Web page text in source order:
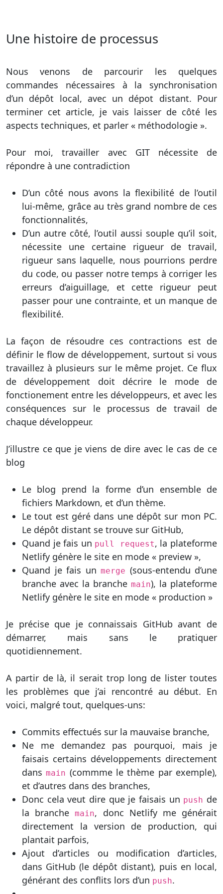
Une histoire de processus
Nous venons de parcourir les quelques
commandes nécessaires à la synchronisation
d’un dépôt local, avec un dépot distant. Pour
terminer cet article, je vais laisser de côté les
aspects techniques, et parler « méthodologie ».
Pour moi, travailler avec GIT nécessite de
répondre à une contradiction
D’un côté nous avons la flexibilité de l’outil
lui-même, grâce au très grand nombre de ces
fonctionnalités,
D’un autre côté, l’outil aussi souple qu’il soit,
nécessite une certaine rigueur de travail,
rigueur sans laquelle, nous pourrions perdre
du code, ou passer notre temps à corriger les
erreurs d’aiguillage, et cette rigueur peut
passer pour une contrainte, et un manque de
flexibilité.
La façon de résoudre ces contractions est de
définir le flow de développement, surtout si vous
travaillez à plusieurs sur le même projet. Ce flux
de développement doit décrire le mode de
fonctionement entre les développeurs, et avec les
conséquences sur le processus de travail de
chaque développeur.
J’illustre ce que je viens de dire avec le cas de ce
blog
Le blog prend la forme d’un ensemble de
fichiers Markdown, et d’un thème.
Le tout est géré dans une dépôt sur mon PC.
Le dépôt distant se trouve sur GitHub,
Quand je fais un pull request, la plateforme
Netlify génère le site en mode « preview »,
Quand je fais un merge (sous-entendu d’une
branche avec la branche main), la plateforme
Netlify génère le site en mode « production »
Je précise que je connaissais GitHub avant de
démarrer, mais sans le pratiquer
quotidiennement.
A partir de là, il serait trop long de lister toutes
les problèmes que j’ai rencontré au début. En
voici, malgré tout, quelques-uns:
Commits effectués sur la mauvaise branche,
Ne me demandez pas pourquoi, mais je
faisais certains développements directement
dansmain (commme le thème par exemple),
et d’autres dans des branches,
Donc cela veut dire que je faisais un push de
la branchemain, donc Netlify me générait
directement la version de production, qui
plantait parfois,
Ajout d’articles ou modification d’articles,
dans GitHub (le dépôt distant), puis en local,
générant des conflits lors d’un push.